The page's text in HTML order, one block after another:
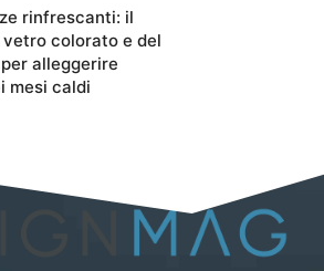
rinfrescanti: il
colorato e del
alleggerire
mesi caldi